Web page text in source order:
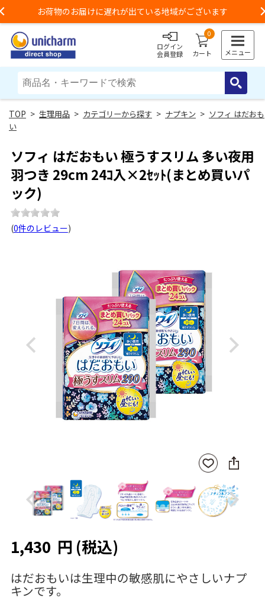
お荷物のお届けに遅れが出ている地域がございます
ログイン
会員登録
0
カート メニュー
> 生理用品 > カテゴリーから探す > ナプキン > ソフィ はだおも
い
ソフィ はだおもい 極うすスリム 多い夜用
羽つき 29cm 24ｺ入×2ｾｯﾄ(まとめ買いパ
ック)
(0件のレビュー)
Previous Next
お気
に入
登録
SNS
に
ェ
ア
Previous Next
1,430 円 (税込)
はだおもいは生理中の敏感肌にやさしいナプ
キンです。